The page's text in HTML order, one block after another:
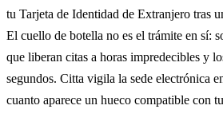
tu Tarjeta de Identidad de Extranjero tras
El cuello de botella no es el trámite en sí:
que liberan citas a horas impredecibles y
segundos. Citta vigila la sede electrónica
cuanto aparece un hueco compatible con